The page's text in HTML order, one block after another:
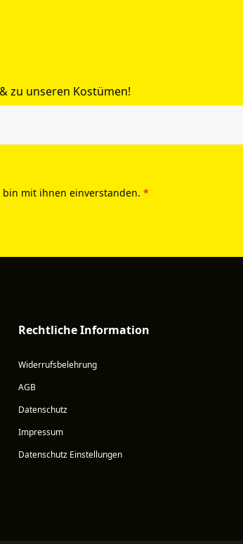
zu unseren Kostümen!
mit ihnen einverstanden. *
Rechtliche Information
Widerrufsbelehrung
AGB
Datenschutz
Impressum
Datenschutz Einstellungen